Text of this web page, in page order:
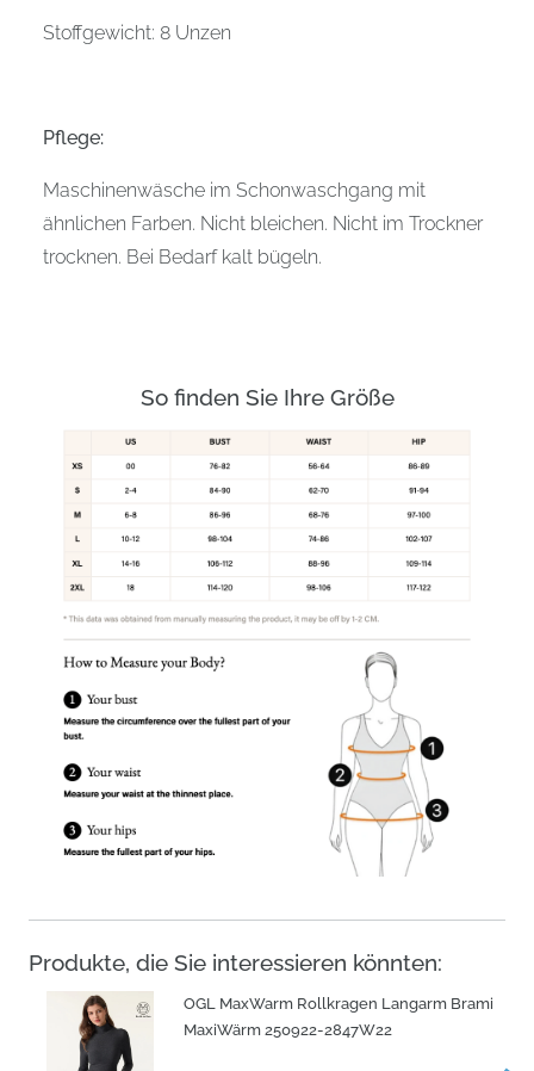
Stoffgewicht: 8 Unzen
Pflege:
Maschinenwäsche im Schonwaschgang mit
ähnlichen Farben. Nicht bleichen. Nicht im Trockner
trocknen. Bei Bedarf kalt bügeln.
So finden Sie Ihre Größe
Produkte, die Sie interessieren könnten:
OGL MaxWarm Rollkragen Langarm Brami
MaxiWärm 250922-2847W22